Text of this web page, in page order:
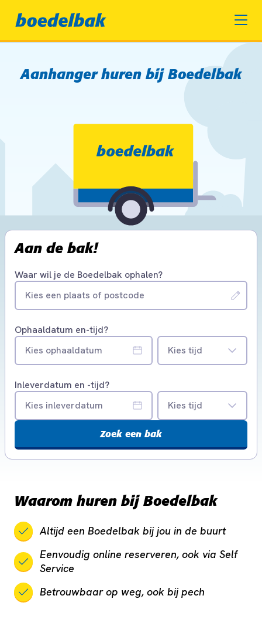
Aanhanger huren bij Boedelbak
Aan de bak!
Waar wil je de Boedelbak ophalen?
Kies een plaats of postcode
Ophaaldatum en-tijd?
Kies ophaaldatum
Kies tijd
Inleverdatum en -tijd?
Kies inleverdatum
Kies tijd
Zoek een bak
Waarom huren bij Boedelbak
Altijd een Boedelbak bij jou in de buurt
Eenvoudig online reserveren, ook via Self
Service
Betrouwbaar op weg, ook bij pech